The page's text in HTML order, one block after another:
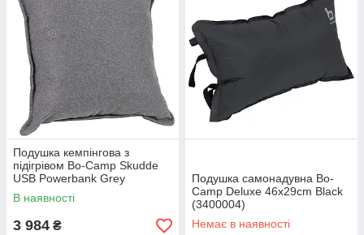
Подушка кемпінгова з
підігрівом Bo-Camp Skudde
USB Powerbank Grey
(1849355)
В наявності
3 984 ₴
Подушка самонадувна Bo-
Camp Deluxe 46x29cm Black
(3400004)
Немає в наявності